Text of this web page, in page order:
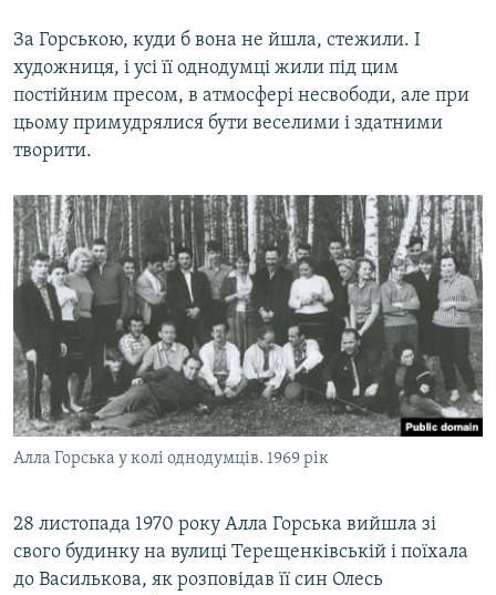
За Горською, куди б вона не йшла, стежили. І
художниця, і усі її однодумці жили під цим
постійним пресом, в атмосфері несвободи, але при
цьому примудрялися бути веселими і здатними
творити.
Алла Горська у колі однодумців. 1969 рік
28 листопада 1970 року Алла Горська вийшла зі
свого будинку на вулиці Терещенківській і поїхала
до Василькова, як розповідав її син Олесь